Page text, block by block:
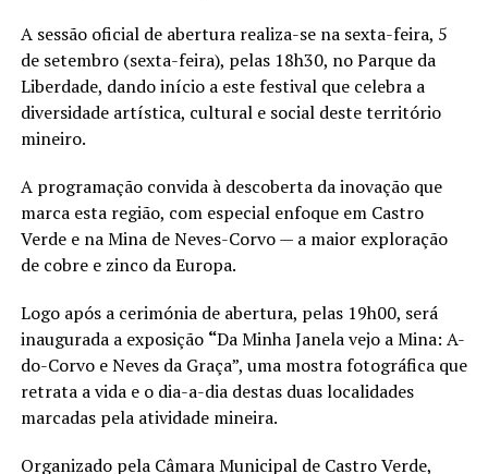
A sessão oficial de abertura realiza-se na sexta-feira, 5
de setembro (sexta-feira), pelas 18h30, no Parque da
Liberdade, dando início a este festival que celebra a
diversidade artística, cultural e social deste território
mineiro.
A programação convida à descoberta da inovação que
marca esta região, com especial enfoque em Castro
Verde e na Mina de Neves-Corvo — a maior exploração
de cobre e zinco da Europa.
Logo após a cerimónia de abertura, pelas 19h00, será
inaugurada a exposição “Da Minha Janela vejo a Mina: A-
do-Corvo e Neves da Graça”, uma mostra fotográfica que
retrata a vida e o dia-a-dia destas duas localidades
marcadas pela atividade mineira.
Organizado pela Câmara Municipal de Castro Verde,